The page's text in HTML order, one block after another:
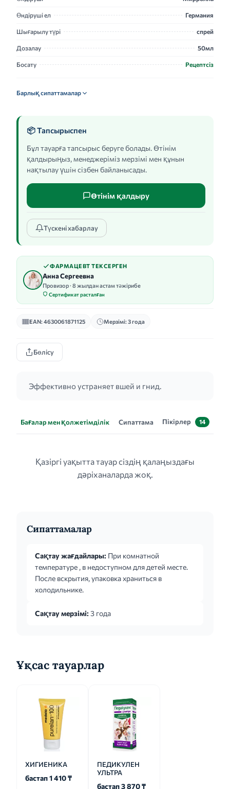
Өндіруші ел Германия
Шығарылу түрі спрей
Дозалау 50мл
Босату Рецептсіз
Барлық сипаттамалар
📦 Тапсырыспен
Бұл тауарға тапсырыс беруге болады. Өтінім
қалдырыңыз, менеджеріміз мерзімі мен құнын
нақтылау үшін сізбен байланысады.
Өтінім қалдыру
Түскені хабарлау
ФАРМАЦЕВТ ТЕКСЕРГЕН
Анна Сергеевна
Провизор · 8 жылдан астам тәжірибе
Сертификат расталған
EAN: 4630061871125 Мерзімі: 3 года
Бөлісу
Эффективно устраняет вшей и гнид.
Бағалар мен қолжетімділік Сипаттама Пікірлер 14
Қазіргі уақытта тауар сіздің қалаңыздағы
дәріханаларда жоқ.
Сипаттамалар
Сақтау жағдайлары: При комнатной
температуре , в недоступном для детей месте.
После вскрытия, упаковка храниться в
холодильнике.
Сақтау мерзімі: 3 года
Ұқсас тауарлар
ХИГИЕНИКА
бастап 1 410 ₸
ПЕДИКУЛЕН
УЛЬТРА
бастап 3 870 ₸